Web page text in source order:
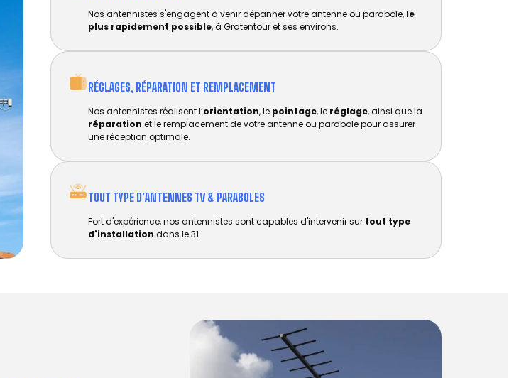
Nos antennistes s'engagent à venir dépanner votre antenne ou parabole, le
plus rapidement possible, à Gratentour et ses environs.
RÉGLAGES, RÉPARATION ET REMPLACEMENT​
Nos antennistes réalisent l’orientation, le pointage, le réglage, ainsi que la
réparation et le remplacement de votre antenne ou parabole pour assurer
une réception optimale.
TOUT TYPE D'ANTENNES TV & PARABOLES
Fort d'expérience, nos antennistes sont capables d'intervenir sur tout type
d'installation dans le 31.